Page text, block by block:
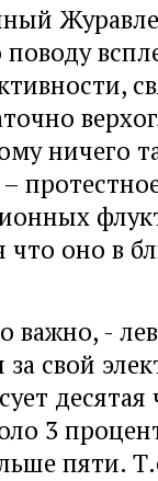
ничего
что оно в
важно, -
свой
десятая
3
пяти.